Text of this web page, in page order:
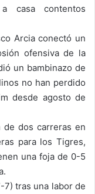
casa contentos
Arcia conectó un
ofensiva de la
un bambinazo de
no han perdido
desde agosto de
de dos carreras en
para los Tigres,
una foja de 0-5
7) tras una labor de